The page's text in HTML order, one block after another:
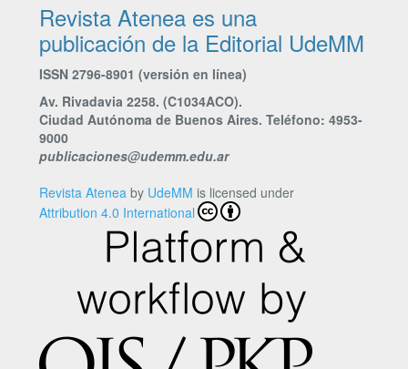
Revista Atenea es una
publicación de la Editorial UdeMM
ISSN 2796-8901 (versión en línea)
Av. Rivadavia 2258. (C1034ACO).
Ciudad Autónoma de Buenos Aires. Teléfono: 4953-
9000
publicaciones@udemm.edu.ar
Revista Atenea by UdeMM is licensed under
Attribution 4.0 International